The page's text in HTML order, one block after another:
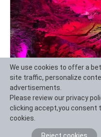
We use cookies to offer a
site traffic, personalize
advertisements.
Please review our privacy
clicking accept,you consent
cookies.